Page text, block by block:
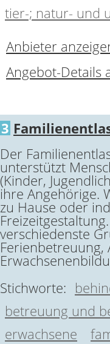
tier-; natur- und
Anbieter
Angebot-Details
3
Der
unterstützt
(Kinder,
ihre Angehörige.
zu Hause oder
verschiedenste
Ferienbetreuung,
Stichworte:
betreuung und
erwachsene